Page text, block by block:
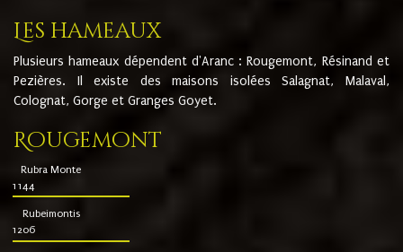
Les hameaux
Plusieurs hameaux dépendent d'Aranc : Rougemont, Résinand et
Pezières. Il existe des maisons isolées Salagnat, Malaval,
Colognat, Gorge et Granges Goyet.
Rougemont
Rubra Monte
1144
Rubeimontis
1206